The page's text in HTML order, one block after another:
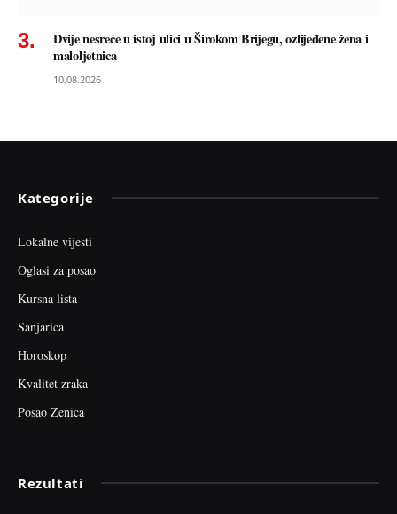
Dvije nesreće u istoj ulici u Širokom Brijegu, ozlijeđene žena i
maloljetnica
10.08.2026
Kategorije
Lokalne vijesti
Oglasi za posao
Kursna lista
Sanjarica
Horoskop
Kvalitet zraka
Posao Zenica
Rezultati